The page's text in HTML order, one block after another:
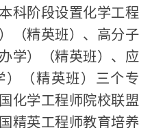
本科阶段设置化学工程
（精英班）、高分子
学）（精英班）、应
（精英班）三个专
化学工程师院校联盟
精英工程师教育培养